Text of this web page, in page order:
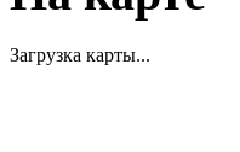
Загрузка карты...